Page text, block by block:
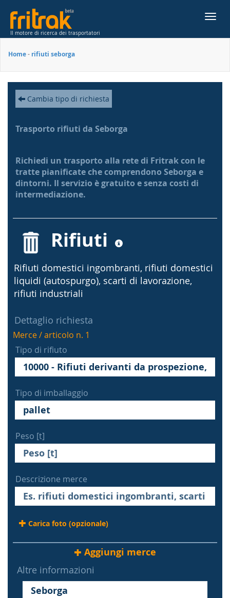
Il motore di ricerca dei trasportatori
Home- rifiuti seborga
Cambia tipo di richiesta
Trasporto rifiuti da Seborga
Richiedi un trasporto alla rete di Fritrak con le
tratte pianificate che comprendono Seborga e
dintorni. Il servizio è gratuito e senza costi di
intermediazione.
Rifiuti
Rifiuti domestici ingombranti, rifiuti domestici
liquidi (autospurgo), scarti di lavorazione,
rifiuti industriali
Dettaglio richiesta
Merce / articolo n. 1
Tipo di rifiuto
Tipo di imballaggio
Peso [t]
Descrizione merce
Carica foto (opzionale)
Aggiungi merce
Altre informazioni